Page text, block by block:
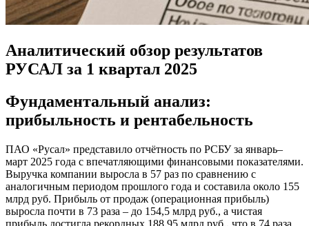
Аналитический обзор результатов
РУСАЛ за 1 квартал 2025
Фундаментальный анализ:
прибыльность и рентабельность
ПАО «Русал» представило отчётность по РСБУ за январь–
март 2025 года с впечатляющими финансовыми показателями.
Выручка компании выросла в 57 раз по сравнению с
аналогичным периодом прошлого года и составила около 155
млрд руб. Прибыль от продаж (операционная прибыль)
выросла почти в 73 раза – до 154,5 млрд руб., а чистая